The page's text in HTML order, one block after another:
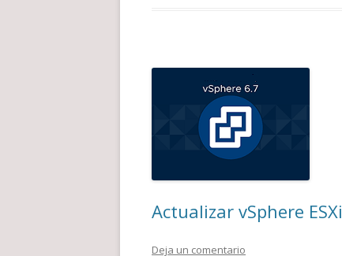
Actualizar vSphere
Deja un comentario